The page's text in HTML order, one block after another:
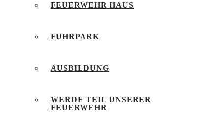
FEUERWEHR HAUS
FUHRPARK
AUSBILDUNG
WERDE TEIL UNSERER
FEUERWEHR